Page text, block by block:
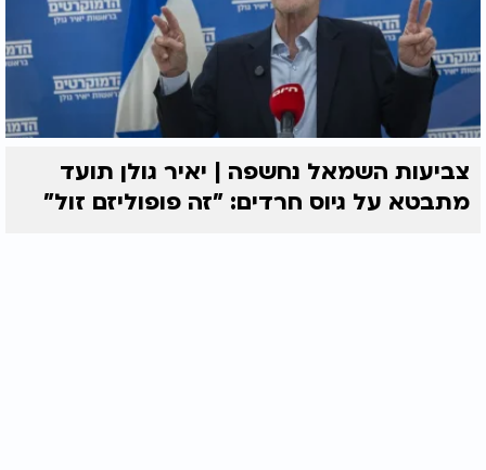
ברא לי אלוהים ורוח נכון חדש בקרבי" (פרק נא פסוק
יב).
אומר הבן איש חי בתוך אותיות לב יש אותיות תמיד
ל"מד / בי"ת - לרמוז שתמיד לבנו תהיה אהבה לבורא.
תודה רבה לזמר ג'קי אליהו על השיר הנפלא " הלב בוער
אליך"
צביעות השמאל נחשפה | יאיר גולן תועד
מתבטא על גיוס חרדים: "זה פופוליזם זול"